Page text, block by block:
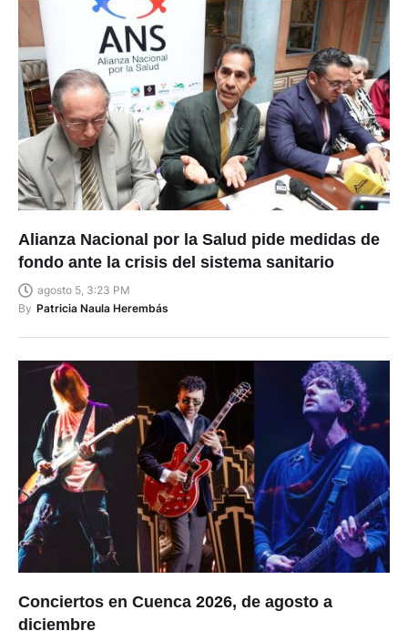
Alianza Nacional por la Salud pide medidas de
fondo ante la crisis del sistema sanitario
agosto 5, 3:23 PM
By Patricia Naula Herembás
Conciertos en Cuenca 2026, de agosto a
diciembre